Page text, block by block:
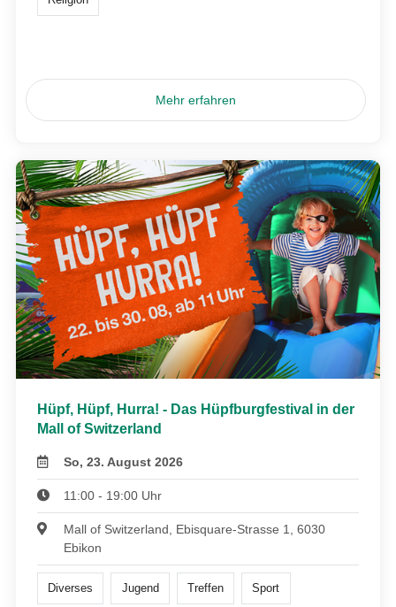
Mehr erfahren
Hüpf, Hüpf, Hurra! - Das Hüpfburgfestival in der
Mall of Switzerland
So, 23. August 2026
11:00 - 19:00 Uhr
Mall of Switzerland, Ebisquare-Strasse 1, 6030
Ebikon
Diverses Jugend Treffen Sport